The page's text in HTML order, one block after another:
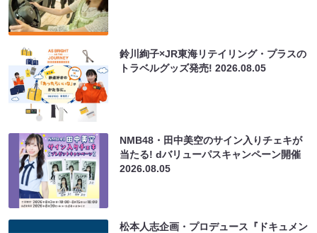
鈴川絢子×JR東海リテイリング・プラスの
トラベルグッズ発売!2026.08.05
NMB48・田中美空のサイン入りチェキが
当たる! dバリューパスキャンペーン開催
2026.08.05
松本人志企画・プロデュース『ドキュメン